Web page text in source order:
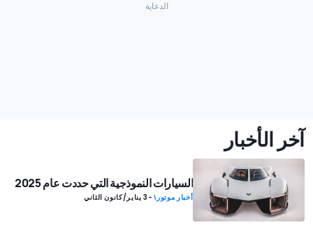
آخر الأخبار
السيارات النموذجية التي حددت عام 2025
أخبار موتور١ - 3 يناير/كانون الثاني